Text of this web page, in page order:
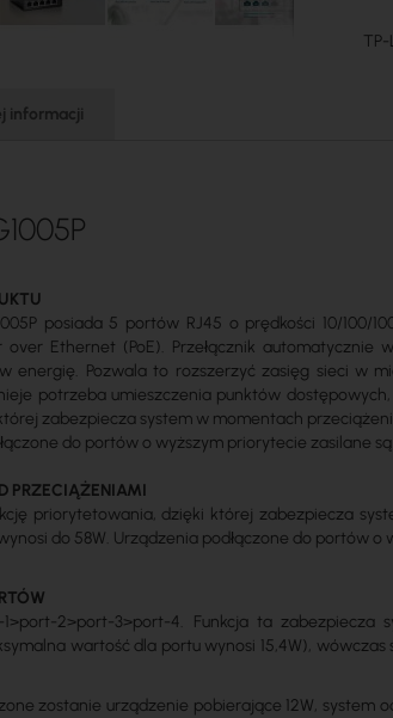
informacji
posiada 5 portów RJ45 o prędkości 10/
over Ethernet (PoE). Przełącznik
energię. Pozwala to rozszerzyć zasięg sieci w
potrzeba umieszczenia punktów
zabezpiecza system w momentach
do portów o wyższym priorytecie zasilane
PRZECIĄŻENIAMI
priorytetowania, dzięki której zabezpiecza
wynosi do 58W. Urządzenia podłączone do portów
1>port-2>port-3>port-4. Funkcja ta
wartość dla portu wynosi 15,4W),
zostanie urządzenie pobierające 12W,